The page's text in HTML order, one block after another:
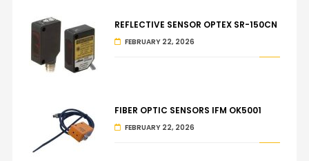
REFLECTIVE SENSOR OPTEX SR-150CN
FEBRUARY 22, 2026
FIBER OPTIC SENSORS IFM OK5001
FEBRUARY 22, 2026